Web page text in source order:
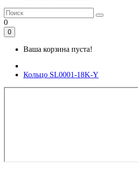
0
0
Ваша корзина пуста!
Кольцо SL0001-18K-Y